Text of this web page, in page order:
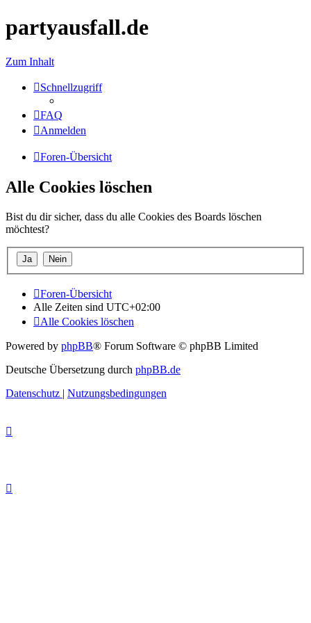
partyausfall.de
Zum Inhalt
Schnellzugriff
FAQ
Anmelden
Foren-Übersicht
Alle Cookies löschen
Bist du dir sicher, dass du alle Cookies des Boards löschen
möchtest?
Foren-Übersicht
Alle Zeiten sind UTC+02:00
Alle Cookies löschen
Powered by phpBB® Forum Software © phpBB Limited
Deutsche Übersetzung durch phpBB.de
Datenschutz | Nutzungsbedingungen